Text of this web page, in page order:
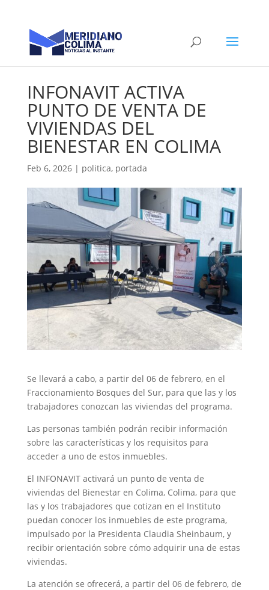
INFONAVIT ACTIVA
PUNTO DE VENTA DE
VIVIENDAS DEL
BIENESTAR EN COLIMA
Feb 6, 2026| politica, portada
Se llevará a cabo, a partir del 06 de febrero, en el
Fraccionamiento Bosques del Sur, para que las y los
trabajadores conozcan las viviendas del programa.
Las personas también podrán recibir información
sobre las características y los requisitos para
acceder a uno de estos inmuebles.
El INFONAVIT activará un punto de venta de
viviendas del Bienestar en Colima, Colima, para que
las y los trabajadores que cotizan en el Instituto
puedan conocer los inmuebles de este programa,
impulsado por la Presidenta Claudia Sheinbaum, y
recibir orientación sobre cómo adquirir una de estas
viviendas.
La atención se ofrecerá, a partir del 06 de febrero, de